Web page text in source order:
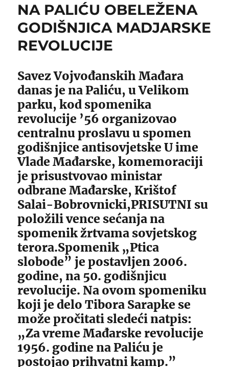
NA PALIĆU OBELEŽENA
GODIŠNJICA MADJARSKE
REVOLUCIJE
Savez Vojvođanskih Mađara
danas je na Paliću, u Velikom
parku, kod spomenika
revolucije ’56 organizovao
centralnu proslavu u spomen
godišnjice antisovjetske U ime
Vlade Mađarske, komemoraciji
je prisustvovao ministar
odbrane Mađarske, Krištof
Salai-Bobrovnicki,PRISUTNI su
položili vence sećanja na
spomenik žrtvama sovjetskog
terora.Spomenik „Ptica
slobode” je postavljen 2006.
godine, na 50. godišnjicu
revolucije. Na ovom spomeniku
koji je delo Tibora Sarapke se
može pročitati sledeći natpis:
„Za vreme Mađarske revolucije
1956. godine na Paliću je
postojao prihvatni kamp.”